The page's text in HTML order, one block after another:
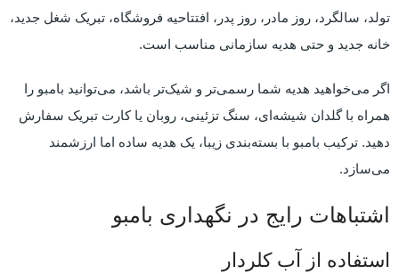
تولد، سالگرد، روز مادر، روز پدر، افتتاحیه فروشگاه، تبریک شغل جدید،
خانه جدید و حتی هدیه سازمانی مناسب است.
اگر می‌خواهید هدیه شما رسمی‌تر و شیک‌تر باشد، می‌توانید بامبو را
همراه با گلدان شیشه‌ای، سنگ تزئینی، روبان یا کارت تبریک سفارش
دهید. ترکیب بامبو با بسته‌بندی زیبا، یک هدیه ساده اما ارزشمند
می‌سازد.
اشتباهات رایج در نگهداری بامبو
استفاده از آب کلردار